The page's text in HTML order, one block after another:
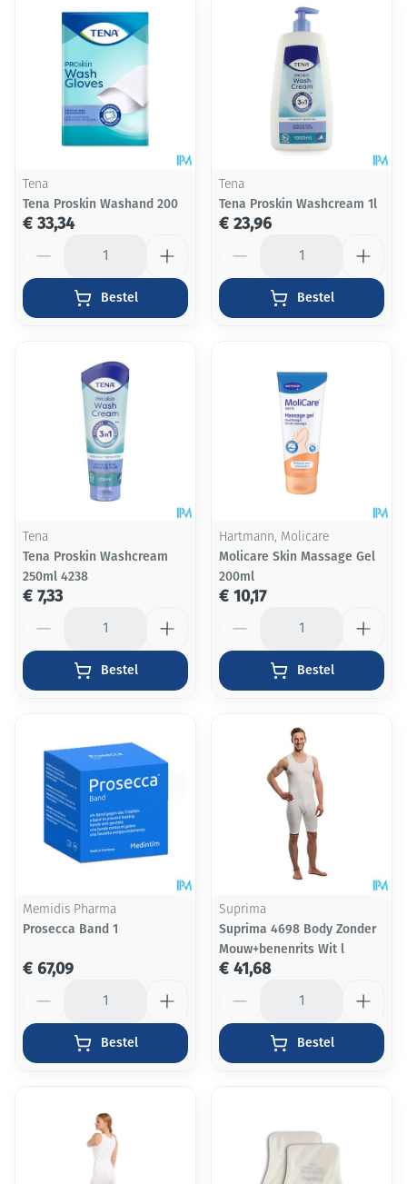
Tena
Tena Proskin Washand 200
€ 33,34
Bestel
Tena
Tena Proskin Washcream 1l
€ 23,96
Bestel
Tena
Tena Proskin Washcream
250ml 4238
€ 7,33
Bestel
Hartmann, Molicare
Molicare Skin Massage Gel
200ml
€ 10,17
Bestel
Memidis Pharma
Prosecca Band 1
€ 67,09
Bestel
Suprima
Suprima 4698 Body Zonder
Mouw+benenrits Wit l
€ 41,68
Bestel